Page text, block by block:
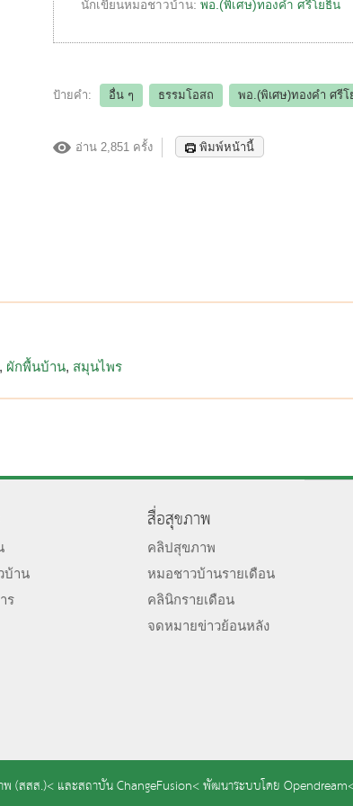
นักเขียนหมอชาวบ้าน: พอ.(พิเศษ)ทองคำ ศรีโยธิน
ป้ายคำ: อื่น ๆ ธรรมโอสถ พอ.(พิเศษ)ทองคำ ศรี
อ่าน 2,851 ครั้ง พิมพ์หน้านี้
ผักพื้นบ้าน สมุนไพร
บ้าน
ร
สื่อสุขภาพ
คลิปสุขภาพ
หมอชาวบ้านรายเดือน
คลินิกรายเดือน
จดหมายข่าวย้อนหลัง
พ (สสส.)< และสถาบัน ChangeFusion<พัฒนาระบบโดย